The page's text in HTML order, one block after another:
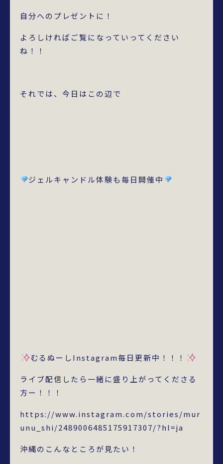
自分へのプレゼントに！
よろしければご覧になっていってください
ね！！
それでは、今日はこの辺で
ジェルキャンドル体験も毎日開催中
むるぬーしInstagram毎日更新中！！！
ライブ配信したら一緒に盛り上がってくださる
方ー！！！
https://www.instagram.com/stories/mur
unu_shi/2489006485175917307/?hl=ja
沖縄のこんなところが見たい！